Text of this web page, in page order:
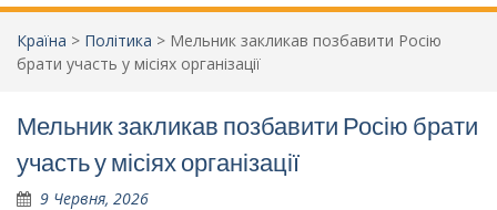
Країна > Політика > Мельник закликав позбавити Росію
брати участь у місіях організації
Мельник закликав позбавити Росію брати
участь у місіях організації
9 Червня, 2026